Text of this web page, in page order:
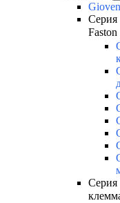
Серия
Серия